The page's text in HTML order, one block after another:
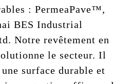
: PermeaPave™,
BES Industrial
Notre revêtement en
le secteur. Il
surface durable et